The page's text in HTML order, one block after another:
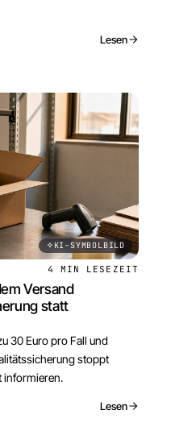
Lesen
KI-SYMBOLBILD
4 MIN LESEZEIT
Versand
statt
30 Euro pro Fall und
stoppt
informieren.
Lesen